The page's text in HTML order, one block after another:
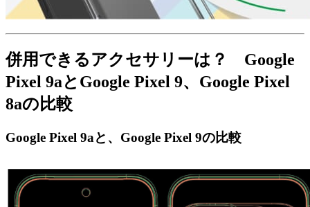
併用できるアクセサリーは？ Google
Pixel 9aとGoogle Pixel 9、Google Pixel
8aの比較
Google Pixel 9aと、Google Pixel 9の比較